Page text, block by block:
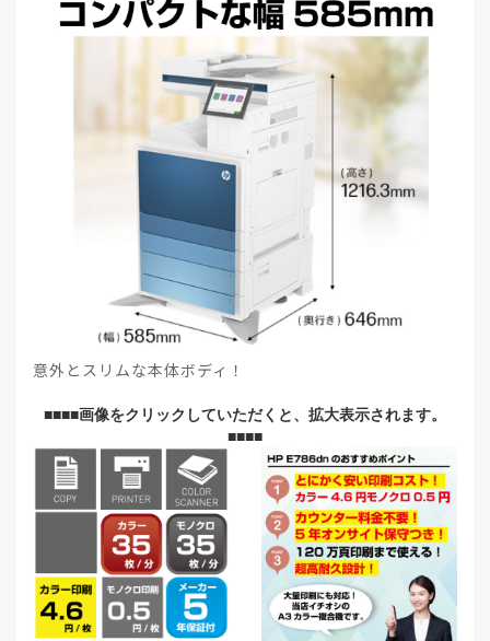
意外とスリムな本体ボディ！
■■■■画像をクリックしていただくと、拡大表示されます。
■■■■